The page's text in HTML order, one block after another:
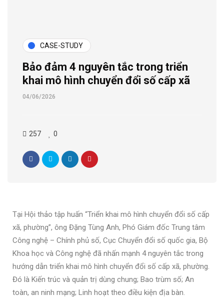
CASE-STUDY
Bảo đảm 4 nguyên tắc trong triển
khai mô hình chuyển đổi số cấp xã
04/06/2026
257 0
Tại Hội thảo tập huấn “Triển khai mô hình chuyển đổi số cấp
xã, phường”, ông Đặng Tùng Anh, Phó Giám đốc Trung tâm
Công nghệ – Chính phủ số, Cục Chuyển đổi số quốc gia, Bộ
Khoa học và Công nghệ đã nhấn mạnh 4 nguyên tắc trong
hướng dẫn triển khai mô hình chuyển đổi số cấp xã, phường.
Đó là Kiến trúc và quản trị dùng chung; Bao trùm số; An
toàn, an ninh mạng; Linh hoạt theo điều kiện địa bàn.